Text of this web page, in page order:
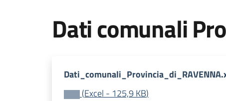
Dati comunali
(Excel - 125,9 KB)